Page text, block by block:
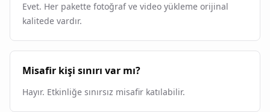
Evet. Her pakette fotoğraf ve video yükleme orijinal
kalitede vardır.
Misafir kişi sınırı var mı?
Hayır. Etkinliğe sınırsız misafir katılabilir.